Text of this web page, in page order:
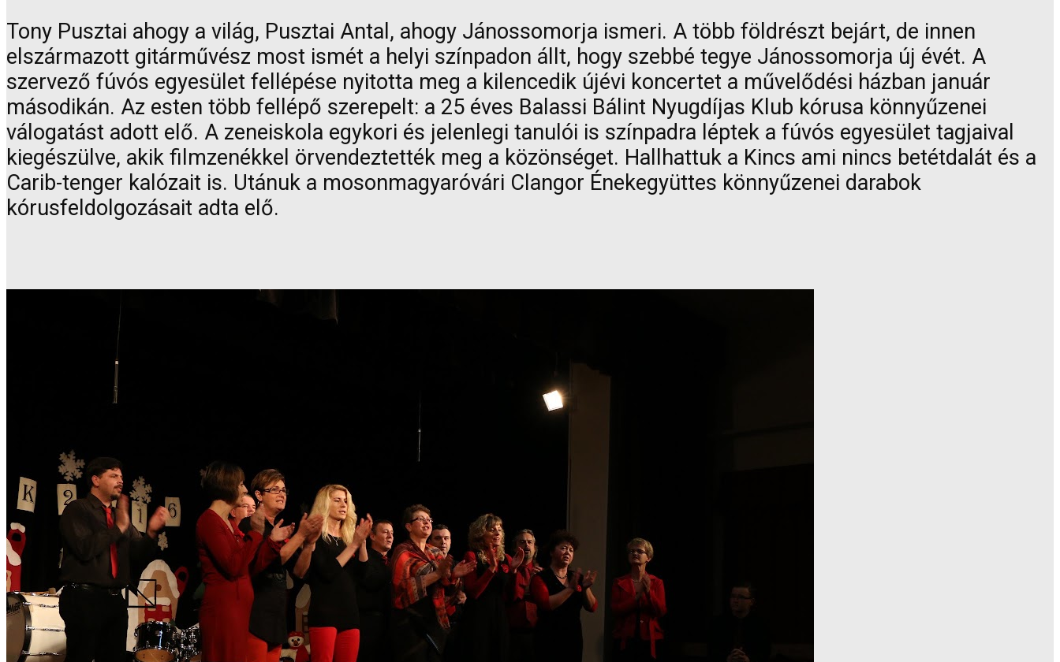
Tony Pusztai ahogy a világ, Pusztai Antal, ahogy Jánossomorja ismeri. A több földrészt bejárt, de innen
elszármazott gitárművész most ismét a helyi színpadon állt, hogy szebbé tegye Jánossomorja új évét. A
szervező fúvós egyesület fellépése nyitotta meg a kilencedik újévi koncertet a művelődési házban január
másodikán. Az esten több fellépő szerepelt: a 25 éves Balassi Bálint Nyugdíjas Klub kórusa könnyűzenei
válogatást adott elő. A zeneiskola egykori és jelenlegi tanulói is színpadra léptek a fúvós egyesület tagjaival
kiegészülve, akik filmzenékkel örvendeztették meg a közönséget. Hallhattuk a Kincs ami nincs betétdalát és a
Carib-tenger kalózait is. Utánuk a mosonmagyaróvári Clangor Énekegyüttes könnyűzenei darabok
kórusfeldolgozásait adta elő.